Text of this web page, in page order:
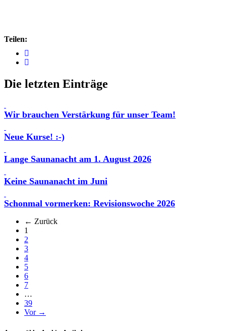
Teilen:
Die letzten Einträge
Wir brauchen Verstärkung für unser Team!
Neue Kurse! :-)
Lange Saunanacht am 1. August 2026
Keine Saunanacht im Juni
Schonmal vormerken: Revisionswoche 2026
← Zurück
1
2
3
4
5
6
7
…
39
Vor →